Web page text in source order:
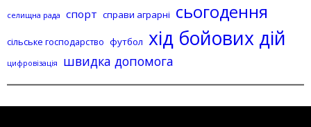
селищна рада спорт справи аграрні сьогодення
сільське господарство футбол хід бойових дій
цифровізація швидка допомога